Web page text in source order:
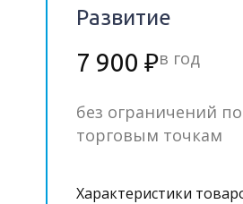
Развитие
7 900 ₽в год
без ограничений
торговым точкам
Характеристики